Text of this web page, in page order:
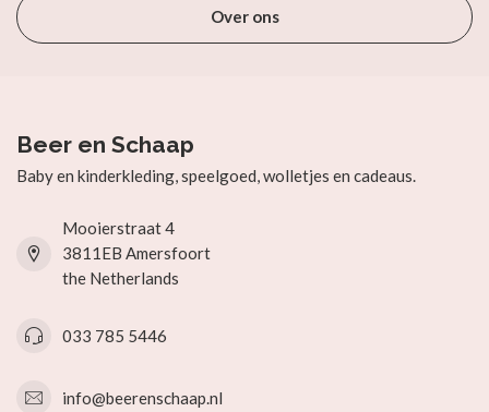
Over ons
Beer en Schaap
Baby en kinderkleding, speelgoed, wolletjes en cadeaus.
Mooierstraat 4
3811EB Amersfoort
the Netherlands
033 785 5446
info@beerenschaap.nl